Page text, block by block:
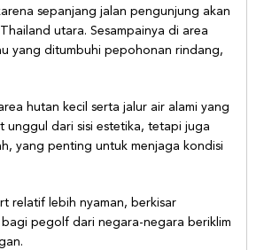
sepanjang jalan pengunjung akan
utara. Sesampainya di area
yang ditumbuhi pepohonan rindang,
hutan kecil serta jalur air alami yang
unggul dari sisi estetika, tetapi juga
yang penting untuk menjaga kondisi
relatif lebih nyaman, berkisar
pegolf dari negara-negara beriklim